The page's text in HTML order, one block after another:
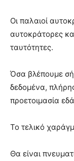
Οι παλαιοί
αυτοκράτορες
ταυτότητες.
Όσα βλέπουμε
δεδομένα,
προετοιμασία
Το τελικό
Θα είναι